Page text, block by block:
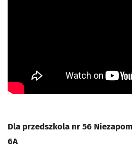
Dla przedszkola nr 56
6A